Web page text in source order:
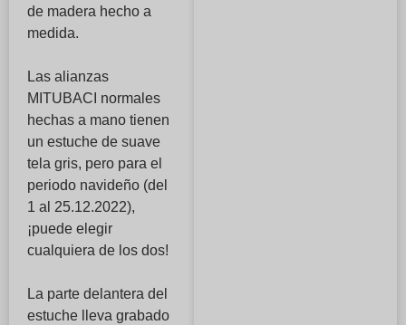
de madera hecho a
medida.
Las alianzas
MITUBACI normales
hechas a mano tienen
un estuche de suave
tela gris, pero para el
periodo navideño (del
1 al 25.12.2022),
¡puede elegir
cualquiera de los dos!
La parte delantera del
estuche lleva grabado